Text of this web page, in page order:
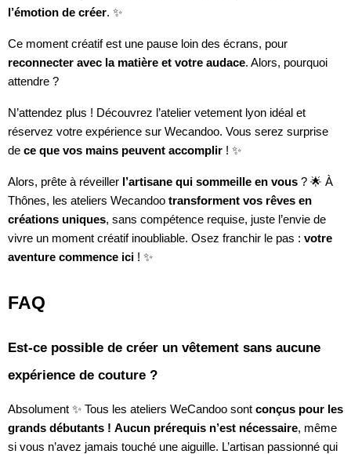
l’émotion de créer. ✨
Ce moment créatif est une pause loin des écrans, pour
reconnecter avec la matière et votre audace. Alors, pourquoi
attendre ?
N’attendez plus ! Découvrez l’atelier vetement lyon idéal et
réservez votre expérience sur Wecandoo. Vous serez surprise
de ce que vos mains peuvent accomplir ! ✨
Alors, prête à réveiller l’artisane qui sommeille en vous ? 🌟 À
Thônes, les ateliers Wecandoo transforment vos rêves en
créations uniques, sans compétence requise, juste l’envie de
vivre un moment créatif inoubliable. Osez franchir le pas : votre
aventure commence ici ! ✨
FAQ
Est-ce possible de créer un vêtement sans aucune
expérience de couture ?
Absolument ✨ Tous les ateliers WeCandoo sont conçus pour les
grands débutants ! Aucun prérequis n’est nécessaire, même
si vous n’avez jamais touché une aiguille. L’artisan passionné qui